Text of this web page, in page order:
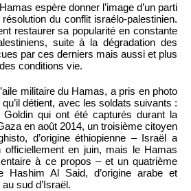
espère donner l’image d’un parti
du conflit israélo-palestinien.
restaurer sa popularité en constante
suite à la dégradation des
par ces derniers mais aussi et plus
conditions vie.
militaire du Hamas, a pris en photo
détient, avec les soldats suivants :
qui ont été capturés durant la
en août 2014, un troisième citoyen
d’origine éthiopienne – Israël a
officiellement en juin, mais le Hamas
à ce propos – et un quatrième
Hashim Al Said, d’origine arabe et
sud d’Israël.